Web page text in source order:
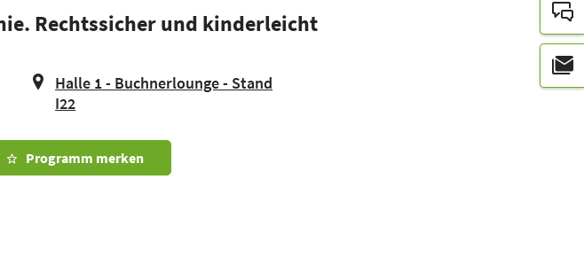
Rechtssicher und kinderleicht
Halle 1 - Buchnerlounge - Stand
I22
Programm merken